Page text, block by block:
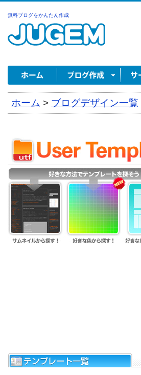
無料ブログをかんたん作成
ホーム > ブログデザイン一覧